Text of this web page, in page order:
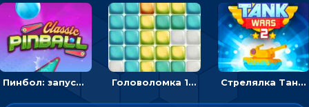
Пинбол: запускать шарик, чтобы выбивать очки Головоломка 10х10 Стрелялка Танковые войны: бить по танку врага, чтобы уничтожить зло